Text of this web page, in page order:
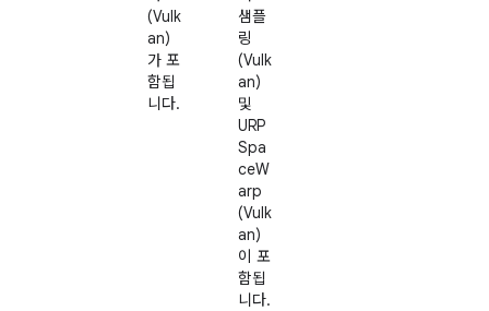
(Vulk
an)
가 포
함됩
니다.
샘플
링
(Vulk
an)
및
URP
Spa
ceW
arp
(Vulk
an)
이 포
함됩
니다.